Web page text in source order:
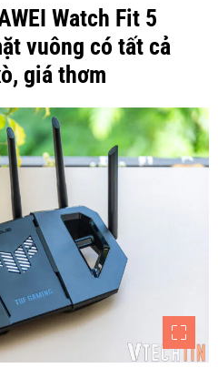
Watch Fit 5
vuông có tất cả
giá thơm